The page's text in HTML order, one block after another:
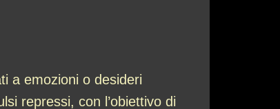
a emozioni o desideri
repressi, con l’obiettivo di